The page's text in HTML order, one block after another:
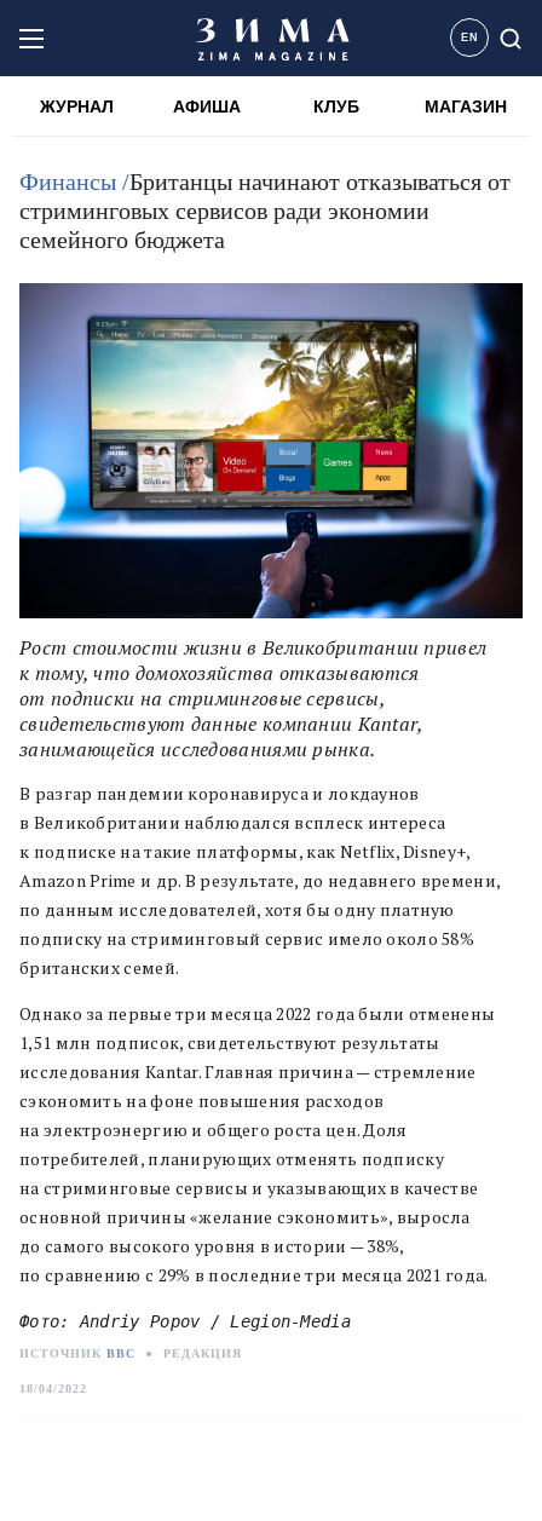
EN
ЖУРНАЛ АФИША КЛУБ МАГАЗИН
Финансы /Британцы начинают отказываться от
стриминговых сервисов ради экономии
семейного бюджета
Рост стоимости жизни в Великобритании привел
к тому, что домохозяйства отказываются
от подписки на стриминговые сервисы,
свидетельствуют данные компании Kantar,
занимающейся исследованиями рынка.
В разгар пандемии коронавируса и локдаунов
в Великобритании наблюдался всплеск интереса
к подписке на такие платформы, как Netflix, Disney+,
Amazon Prime и др. В результате, до недавнего времени,
по данным исследователей, хотя бы одну платную
подписку на стриминговый сервис имело около 58%
британских семей.
Однако за первые три месяца 2022 года были отменены
1,51 млн подписок, свидетельствуют результаты
исследования Kantar. Главная причина — стремление
сэкономить на фоне повышения расходов
на электроэнергию и общего роста цен. Доля
потребителей, планирующих отменять подписку
на стриминговые сервисы и указывающих в качестве
основной причины «желание сэкономить», выросла
до самого высокого уровня в истории — 38%,
по сравнению с 29% в последние три месяца 2021 года.
Фото: Andriy Popov / Legion-Media
ИСТОЧНИК BBC ● РЕДАКЦИЯ
18/04/2022